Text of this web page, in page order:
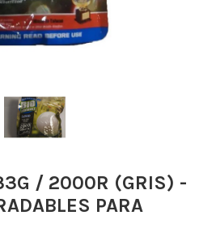
/ 2000R (GRIS) -
PARA